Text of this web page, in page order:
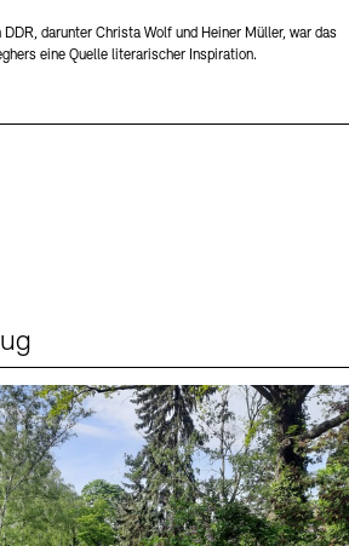
darunter Christa Wolf und Heiner Müller, war das
eine Quelle literarischer Inspiration.